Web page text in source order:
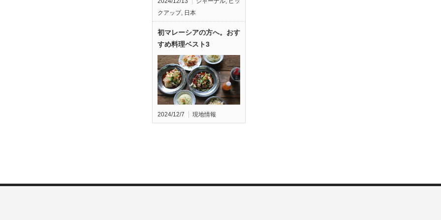
クアップ, 日本
初マレーシアの方へ。おす
すめ料理ベスト3
2024/12/7 現地情報